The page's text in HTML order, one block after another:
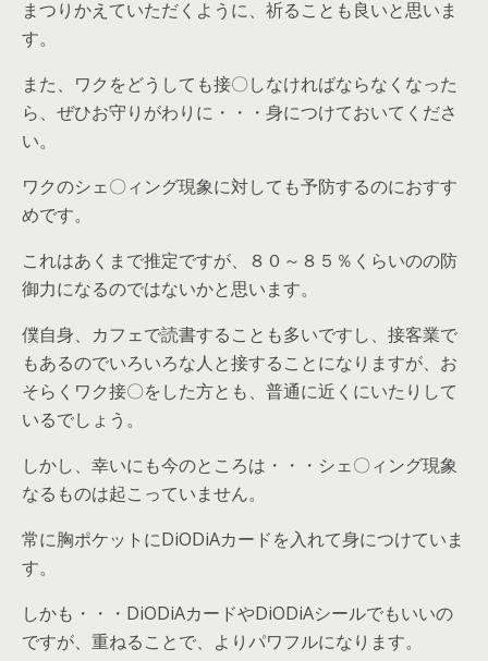
まつりかえていただくように、祈ることも良いと思いま
す。
また、ワクをどうしても接〇しなければならなくなった
ら、ぜひお守りがわりに・・・身につけておいてくださ
い。
ワクのシェ〇ィング現象に対しても予防するのにおすす
めです。
これはあくまで推定ですが、８０～８５％くらいのの防
御力になるのではないかと思います。
僕自身、カフェで読書することも多いですし、接客業で
もあるのでいろいろな人と接することになりますが、お
そらくワク接〇をした方とも、普通に近くにいたりして
いるでしょう。
しかし、幸いにも今のところは・・・シェ〇ィング現象
なるものは起こっていません。
常に胸ポケットにDiODiAカードを入れて身につけていま
す。
しかも・・・DiODiAカードやDiODiAシールでもいいの
ですが、重ねることで、よりパワフルになります。